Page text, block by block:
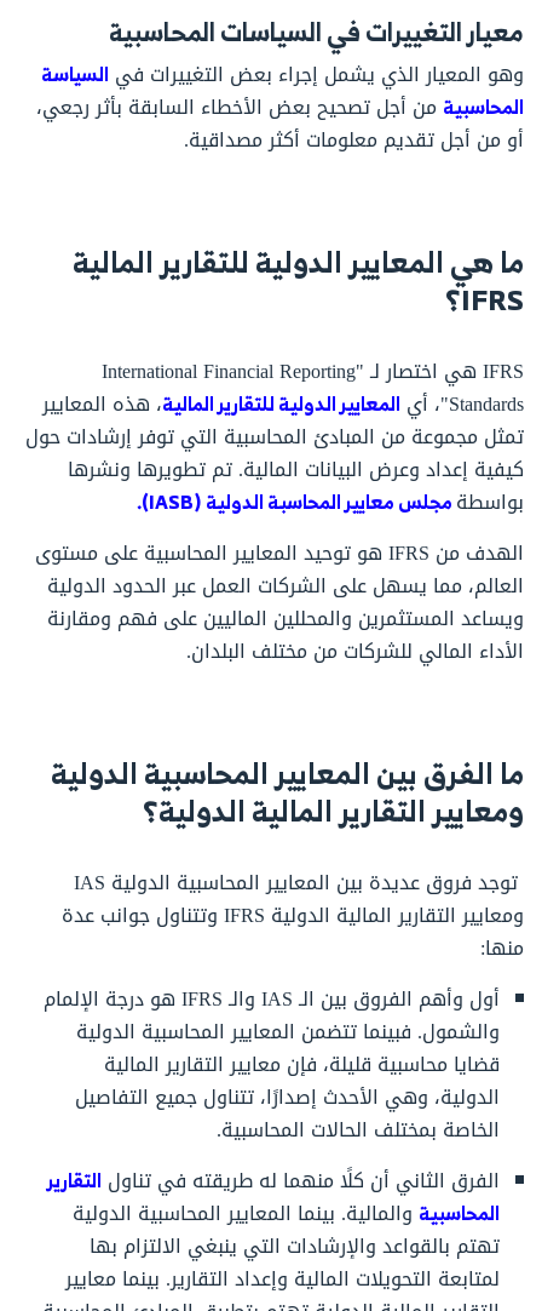
معيار التغييرات في السياسات المحاسبية
وهو المعيار الذي يشمل إجراء بعض التغييرات في السياسة
المحاسبية من أجل تصحيح بعض الأخطاء السابقة بأثر رجعي،
أو من أجل تقديم معلومات أكثر مصداقية.
ما هي المعايير الدولية للتقارير المالية
IFRS؟
IFRS هي اختصار لـ "International Financial Reporting
Standards"، أي
المعايير الدولية للتقارير المالية، هذه المعايير
تمثل مجموعة من المبادئ المحاسبية التي توفر إرشادات حول
كيفية إعداد وعرض البيانات المالية. تم تطويرها ونشرها
بواسطةمجلس معايير المحاسبة الدولية (IASB).
الهدف من IFRS هو توحيد المعايير المحاسبية على مستوى
العالم، مما يسهل على الشركات العمل عبر الحدود الدولية
ويساعد المستثمرين والمحللين الماليين على فهم ومقارنة
الأداء المالي للشركات من مختلف البلدان.
ما الفرق بين المعايير المحاسبية الدولية
ومعايير التقارير المالية الدولية؟
توجد فروق عديدة بين المعايير المحاسبية الدولية IAS
ومعايير التقارير المالية الدولية IFRS وتتناول جوانب عدة
منها:
أول وأهم الفروق بين الـ IAS والـ IFRS هو درجة الإلمام
والشمول. فبينما تتضمن المعايير المحاسبية الدولية
قضايا محاسبية قليلة، فإن معايير التقارير المالية
الدولية، وهي الأحدث إصدارًا، تتناول جميع التفاصيل
الخاصة بمختلف الحالات المحاسبية.
الفرق الثاني أن كلًا منهما له طريقته في تناول التقارير
المحاسبية والمالية. بينما المعايير المحاسبية الدولية
تهتم بالقواعد والإرشادات التي ينبغي الالتزام بها
لمتابعة التحويلات المالية وإعداد التقارير. بينما معايير